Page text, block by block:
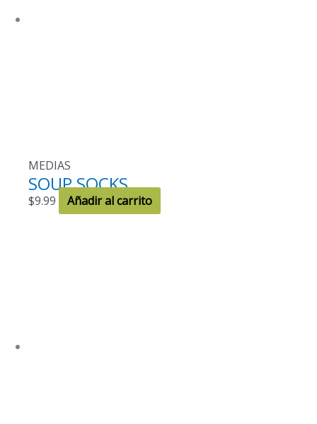
MEDIAS
SOUP SOCKS
$9.99 Añadir al carrito